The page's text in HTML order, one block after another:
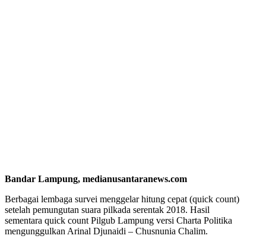
Bandar Lampung, medianusantaranews.com
Berbagai lembaga survei menggelar hitung cepat (quick count)
setelah pemungutan suara pilkada serentak 2018. Hasil
sementara quick count Pilgub Lampung versi Charta Politika
mengunggulkan Arinal Djunaidi – Chusnunia Chalim.